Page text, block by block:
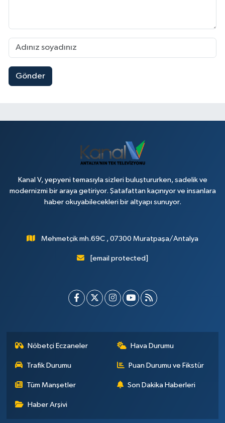
Gönder
Kanal V, yepyeni temasıyla sizleri buluştururken, sadelik ve
modernizmi bir araya getiriyor. Şatafattan kaçınıyor ve insanlara
haber okuyabilecekleri bir altyapı sunuyor.
Mehmetçik mh.69C , 07300 Muratpaşa/Antalya
[email protected]
Nöbetçi Eczaneler Hava Durumu
Trafik Durumu Puan Durumu ve Fikstür
Tüm Manşetler Son Dakika Haberleri
Haber Arşivi